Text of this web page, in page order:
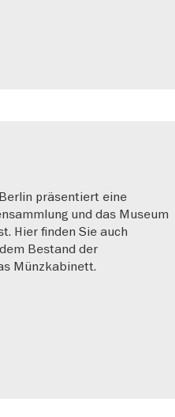
präsentiert eine
und das Museum
Hier finden Sie auch
Bestand der
Münzkabinett.